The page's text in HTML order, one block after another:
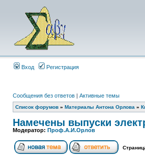
Вход Регистрация
Сообщения без ответов | Активные темы
Список форумов » Материалы Антона Орлова »
Намечены выпуски
Модератор: Проф.А.И.Орлов